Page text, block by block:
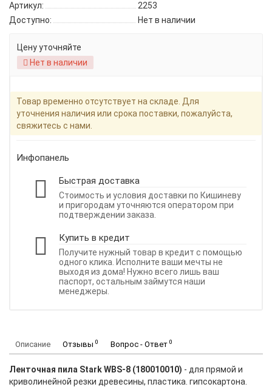
Артикул:
2253
Доступно:
Нет в наличии
Цену уточняйте
Нет в наличии
Товар временно отсутствует на складе. Для
уточнения наличия или срока поставки, пожалуйста,
свяжитесь с нами.
Инфопанель
Быстрая доставка
Стоимость и условия доставки по Кишиневу
и пригородам уточняются оператором при
подтверждении заказа.
Купить в кредит
Получите нужный товар в кредит с помощью
одного клика. Исполните ваши мечты не
выходя из дома! Нужно всего лишь ваш
паспорт, остальным займутся наши
менеджеры.
Описание Отзывы 0 Вопрос - Ответ 0
Ленточная пила Stark WBS-8 (180010010) - для прямой и
криволинейной резки древесины, пластика. гипсокартона.